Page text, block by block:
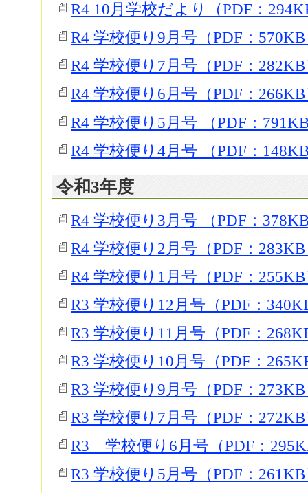
R4 10月学校だより（PDF：
R4 学校便り9月号（PDF：
R4 学校便り7月号（PDF：
R4 学校便り6月号（PDF：
R4 学校便り5月号 （PDF：
R4 学校便り4月号 （PDF：
令和3年度
R4 学校便り3月号 （PDF：
R4 学校便り2月号（PDF：
R4 学校便り1月号（PDF：
R3 学校便り12月号（PDF：
R3 学校便り11月号（PDF：
R3 学校便り10月号（PDF：
R3 学校便り9月号（PDF：
R3 学校便り7月号（PDF：
R3 学校便り6月号（PDF：
R3 学校便り5月号（PDF：